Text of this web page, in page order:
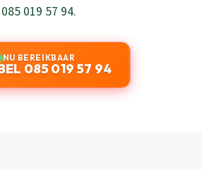
019 57 94.
NU BEREIKBAAR
085 019 57 94